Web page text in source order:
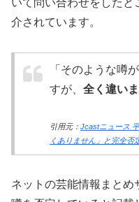
いて問い合わせをしたと
介されています。
「そのような噂
すが、 全く違い
引用元： Jcastニュース
くありません」と完全否
ネットの芸能情報まと